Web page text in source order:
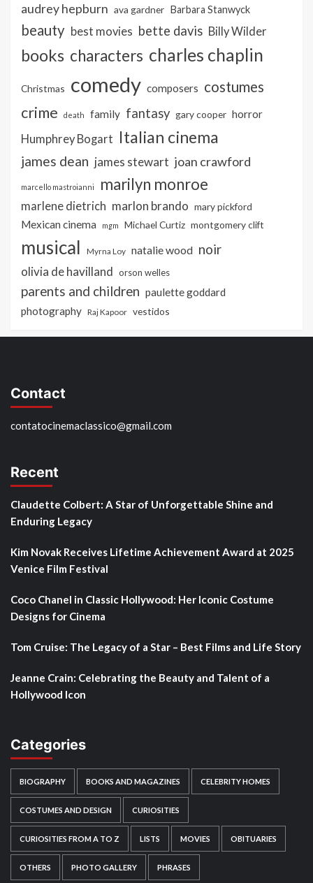
audrey hepburn ava gardner Barbara Stanwyck
beauty best movies bette davis Billy Wilder
books characters charles chaplin
Christmas comedy composers costumes
crime death family fantasy gary cooper horror
Humphrey Bogart Italian cinema
james dean james stewart joan crawford
marcello mastroianni marilyn monroe
marlene dietrich marlon brando mary pickford
Mexican cinema mgm Michael Curtiz montgomery clift
musical Myrna Loy natalie wood noir
olivia de havilland orson welles
parents and children paulette goddard
photography Raj Kapoor vestidos
Contact
contatocinemaclassico@gmail.com
Recent
Claudette Colbert: A Star of Unforgettable Shine and
Enduring Legacy
Kim Novak Receives Lifetime Achievement Award at 2025
Venice Film Festival
Coco Chanel in Classic Hollywood: Her Iconic Costume
Designs for Cinema
Tom Cruise: The Legacy of a Star – Best Films and Life Story
Jeanne Crain: Celebrating the Beauty and Talent of a
Hollywood Icon
Categories
BIOGRAPHY BOOKS AND MAGAZINES CELEBRITY HOMES
COSTUMES AND DESIGN CURIOSITIES
CURIOSITIES FROM A TO Z LISTS MOVIES OBITUARIES
OTHERS PHOTO GALLERY PHRASES